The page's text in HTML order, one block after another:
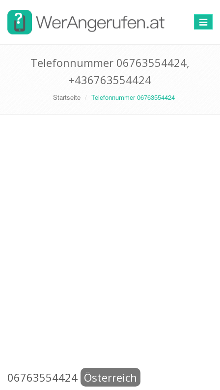
Toggle
Telefonnummer 06763554424,
+436763554424
Startseite Telefonnummer 06763554424
06763554424 Österreich